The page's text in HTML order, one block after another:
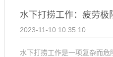
水下打捞工作：疲劳极
2023-11-10 10:35:10
水下打捞工作是一项复杂而